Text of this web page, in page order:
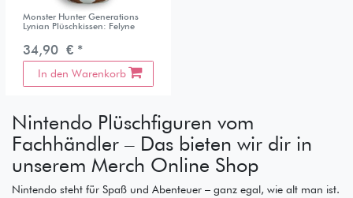
Monster Hunter Generations
Lynian Plüschkissen: Felyne
34,90 € *
In den Warenkorb
Nintendo Plüschfiguren vom
Fachhändler – Das bieten wir dir in
unserem Merch Online Shop
Nintendo steht für Spaß und Abenteuer – ganz egal, wie alt man ist.